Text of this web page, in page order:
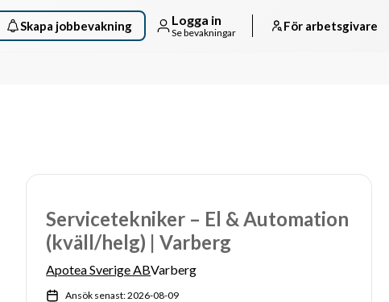
Skapa jobbevakning Logga in
Se bevakningar För arbetsgivare
Servicetekniker – El & Automation
(kväll/helg) | Varberg
Apotea Sverige ABVarberg
Ansök senast: 2026-08-09